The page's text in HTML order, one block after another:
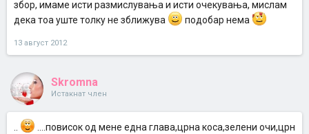
збор, имаме исти размислувања и исти очекувања, мислам
дека тоа уште толку не зближува
подобар нема
13 август 2012
Skromna
Истакнат член
....повисок од мене една глава,црна коса,зелени очи,црн